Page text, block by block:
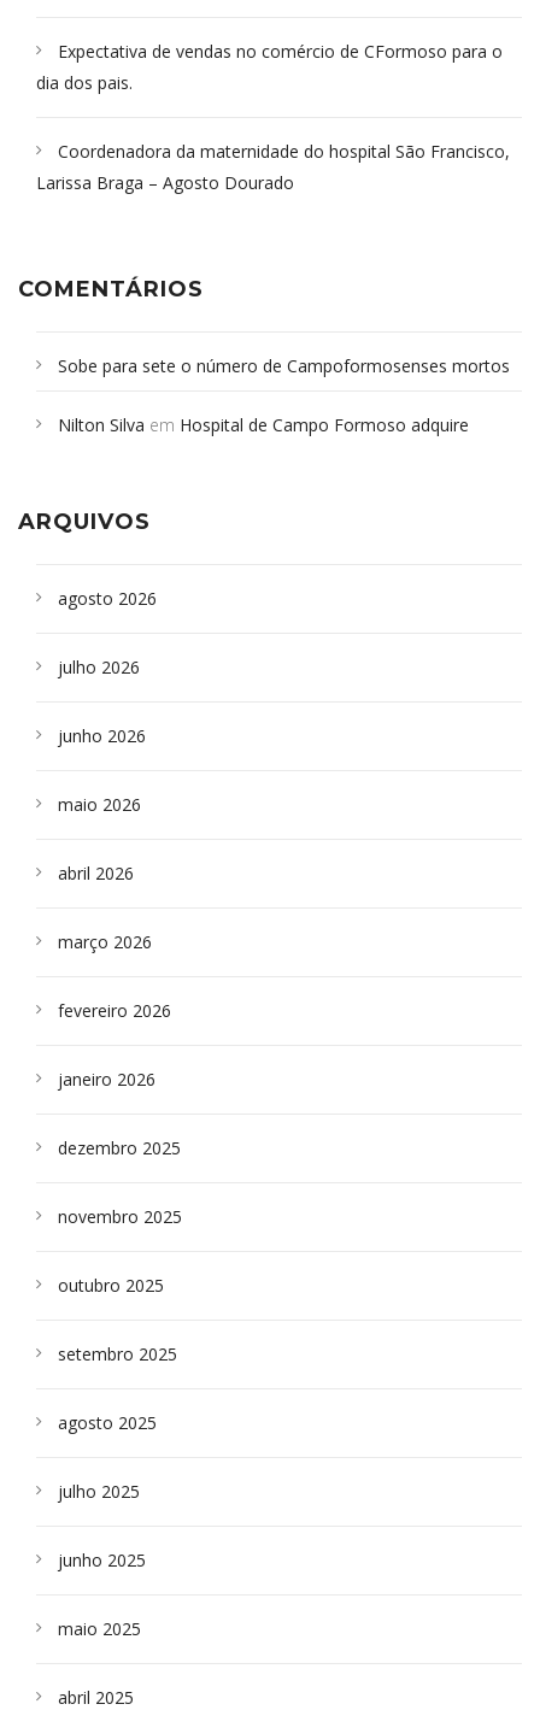
Expectativa de vendas no comércio de CFormoso para o
dia dos pais.
Coordenadora da maternidade do hospital São Francisco,
Larissa Braga – Agosto Dourado
COMENTÁRIOS
Sobe para sete o número de Campoformosenses mortos
Campoformosenses que morreram em desabamentos são
Nilton Silva em Hospital de Campo Formoso adquire
ARQUIVOS
agosto 2026
julho 2026
junho 2026
maio 2026
abril 2026
março 2026
fevereiro 2026
janeiro 2026
dezembro 2025
novembro 2025
outubro 2025
setembro 2025
agosto 2025
julho 2025
junho 2025
maio 2025
abril 2025